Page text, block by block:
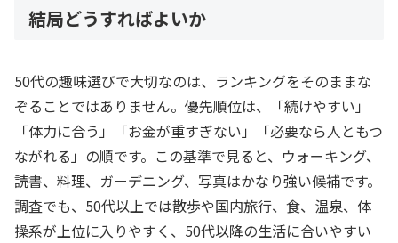
結局どうすればよいか
50代の趣味選びで大切なのは、ランキングをそのままな
ぞることではありません。優先順位は、「続けやすい」
「体力に合う」「お金が重すぎない」「必要なら人ともつ
ながれる」の順です。この基準で見ると、ウォーキング、
読書、料理、ガーデニング、写真はかなり強い候補です。
調査でも、50代以上では散歩や国内旅行、食、温泉、体
操系が上位に入りやすく、50代以降の生活に合いやすい